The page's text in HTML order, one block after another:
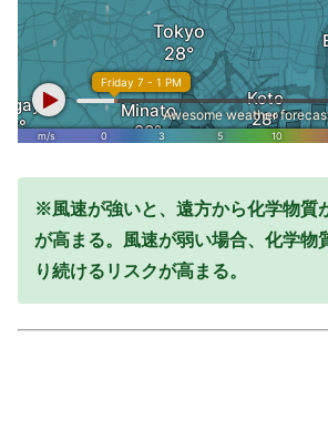
※風速が強いと、遠方から化学物質
が高まる。風速が弱い場合、化学物
り続けるリスクが高まる。